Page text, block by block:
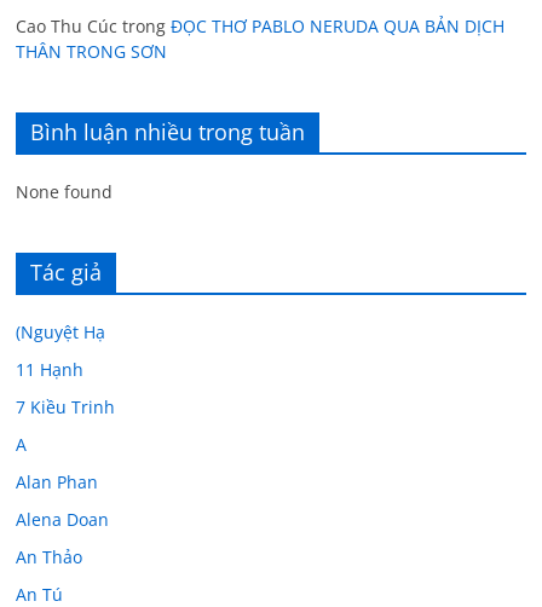
Cao Thu Cúc trongĐỌC THƠ PABLO NERUDA QUA BẢN DỊCH
THÂN TRONG SƠN
Bình luận nhiều trong tuần
None found
Tác giả
(Nguyệt Hạ
11 Hạnh
7 Kiều Trinh
A
Alan Phan
Alena Doan
An Thảo
An Tú